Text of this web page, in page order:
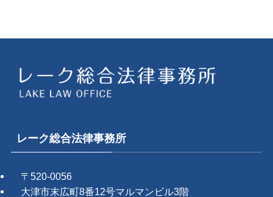
レーク総合法律事務所
〒520-0056
大津市末広町8番12号マルマンビル3階